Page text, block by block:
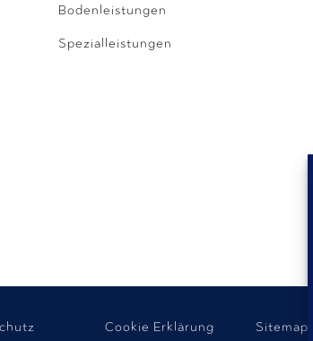
Bodenleistungen
Spezialleistungen
Cookie Erklärung Sitemap